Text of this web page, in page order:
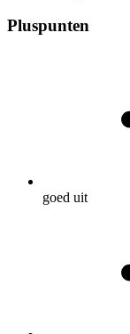
Pluspunten
goed uit